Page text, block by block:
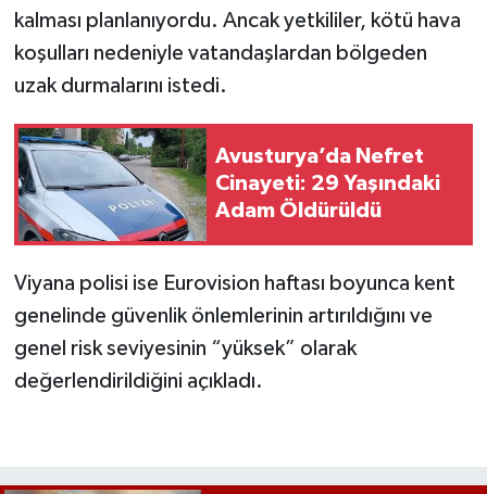
kalması planlanıyordu. Ancak yetkililer, kötü hava
koşulları nedeniyle vatandaşlardan bölgeden
uzak durmalarını istedi.
Avusturya’da Nefret
Cinayeti: 29 Yaşındaki
Adam Öldürüldü
Viyana polisi ise Eurovision haftası boyunca kent
genelinde güvenlik önlemlerinin artırıldığını ve
genel risk seviyesinin “yüksek” olarak
değerlendirildiğini açıkladı.